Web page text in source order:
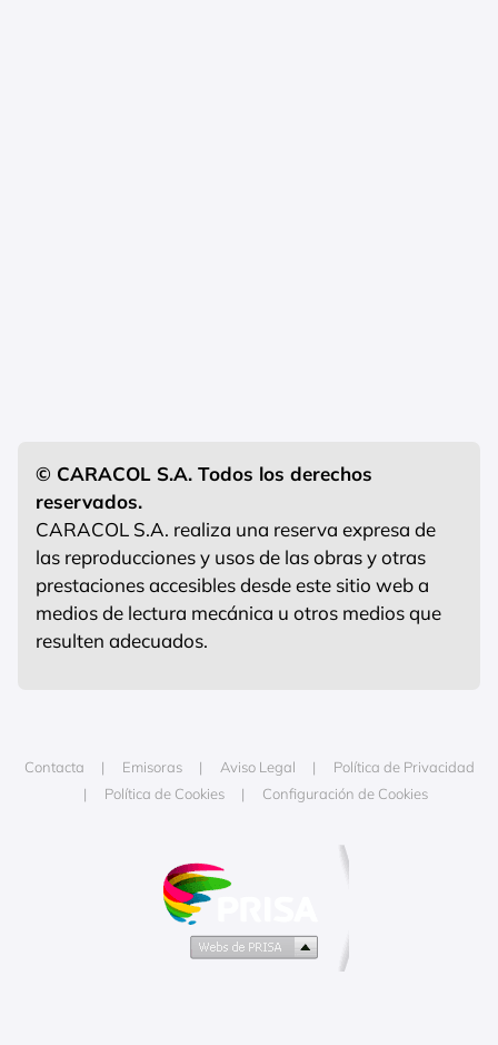
© CARACOL S.A. Todos los derechos
reservados.
CARACOL S.A. realiza una reserva expresa de
las reproducciones y usos de las obras y otras
prestaciones accesibles desde este sitio web a
medios de lectura mecánica u otros medios que
resulten adecuados.
Contacta Emisoras Aviso Legal
Política de Privacidad
Política de Cookies
Configuración de Cookies